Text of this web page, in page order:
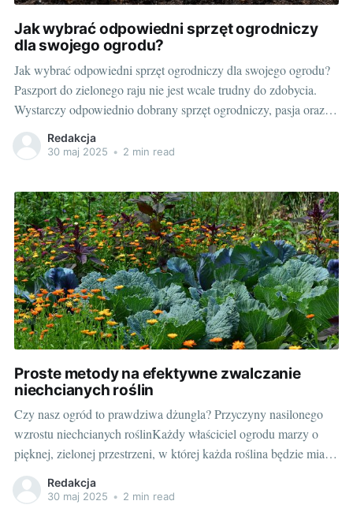
Jak wybrać odpowiedni sprzęt ogrodniczy
dla swojego ogrodu?
Jak wybrać odpowiedni sprzęt ogrodniczy dla swojego ogrodu?
Paszport do zielonego raju nie jest wcale trudny do zdobycia.
Wystarczy odpowiednio dobrany sprzęt ogrodniczy, pasja oraz
chęć działania. Ale jak wyselekcjonować te narzędzia, które
zaliczane są do must-have każdego ogrodnika? O tym
Redakcja
30 maj 2025 • 2 min read
Proste metody na efektywne zwalczanie
niechcianych roślin
Czy nasz ogród to prawdziwa dżungla? Przyczyny nasilonego
wzrostu niechcianych roślinKażdy właściciel ogrodu marzy o
pięknej, zielonej przestrzeni, w której każda roślina będzie miała
swoje miejsce. Niestety, rzeczywistość bywa często inna. W
ogrodzie, nawet tym bardzo dobrze utrzymanym, potrafią
Redakcja
30 maj 2025 • 2 min read